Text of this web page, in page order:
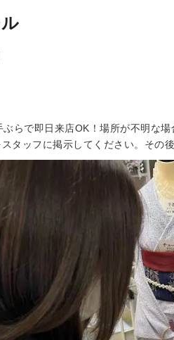
らで即日来店OK！場所が不明な
タッフに掲示してください。その